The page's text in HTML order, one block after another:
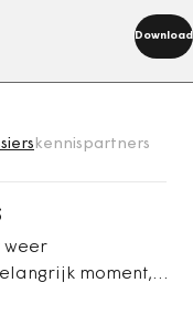
Download
kennispartners
weer
moment,
de